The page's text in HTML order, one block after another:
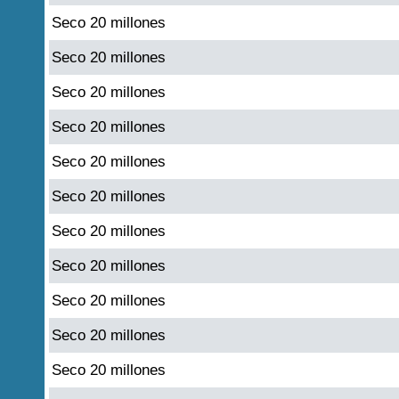
Seco 20 millones
Seco 20 millones
Seco 20 millones
Seco 20 millones
Seco 20 millones
Seco 20 millones
Seco 20 millones
Seco 20 millones
Seco 20 millones
Seco 20 millones
Seco 20 millones